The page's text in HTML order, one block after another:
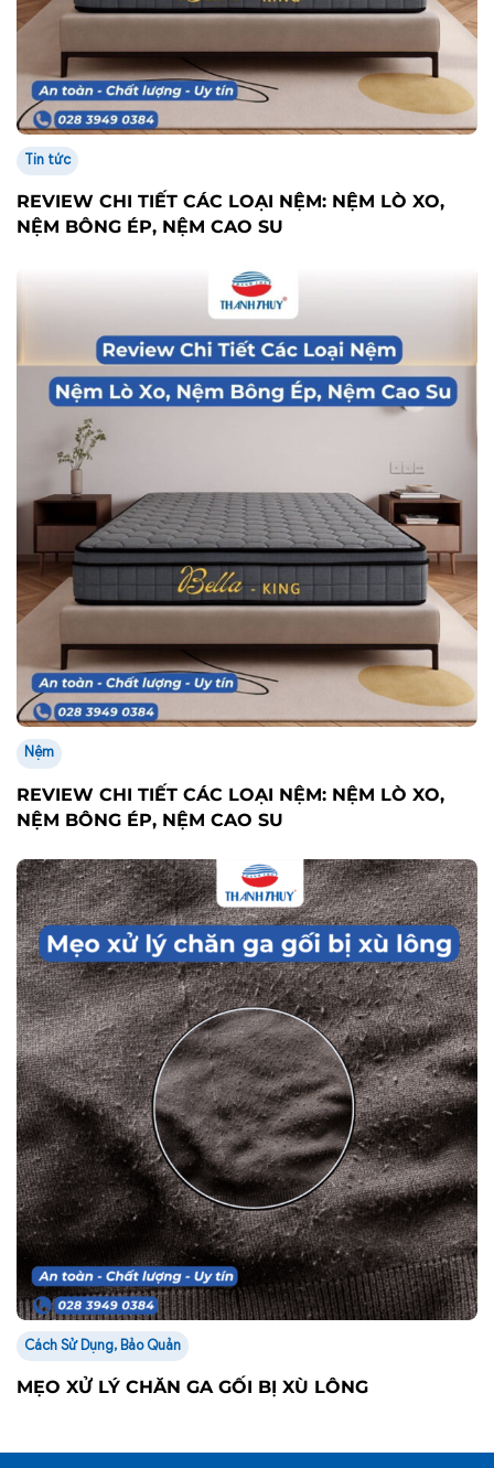
Tin tức
REVIEW CHI TIẾT CÁC LOẠI NỆM: NỆM LÒ XO,
NỆM BÔNG ÉP, NỆM CAO SU
Nệm
REVIEW CHI TIẾT CÁC LOẠI NỆM: NỆM LÒ XO,
NỆM BÔNG ÉP, NỆM CAO SU
Cách Sử Dụng, Bảo Quản
MẸO XỬ LÝ CHĂN GA GỐI BỊ XÙ LÔNG